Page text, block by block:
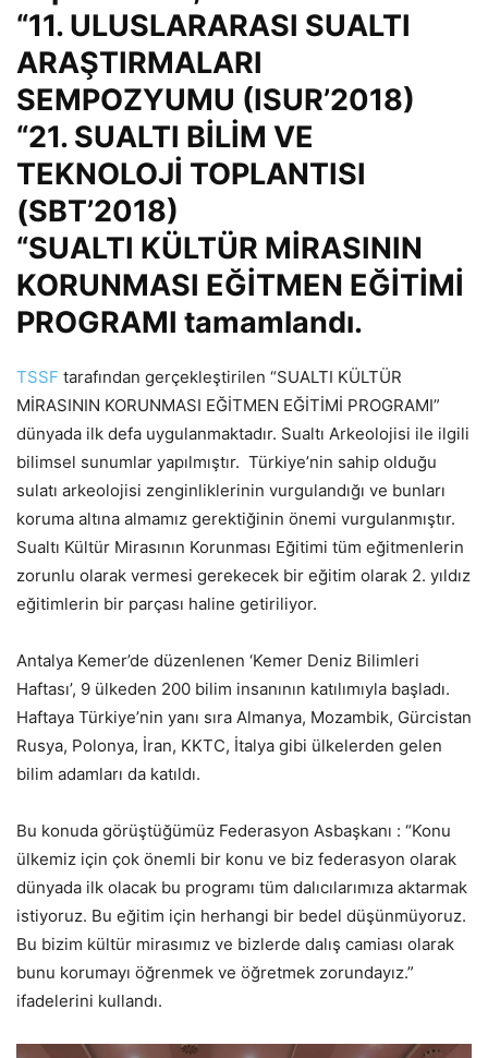
“11. ULUSLARARASI SUALTI
ARAŞTIRMALARI
SEMPOZYUMU (ISUR’2018)
“21. SUALTI BİLİM VE
TEKNOLOJİ TOPLANTISI
(SBT’2018)
“SUALTI KÜLTÜR MİRASININ
KORUNMASI EĞİTMEN EĞİTİMİ
PROGRAMI tamamlandı.
TSSF tarafından gerçekleştirilen “SUALTI KÜLTÜR
MİRASININ KORUNMASI EĞİTMEN EĞİTİMİ PROGRAMI”
dünyada ilk defa uygulanmaktadır. Sualtı Arkeolojisi ile ilgili
bilimsel sunumlar yapılmıştır. Türkiye’nin sahip olduğu
sulatı arkeolojisi zenginliklerinin vurgulandığı ve bunları
koruma altına almamız gerektiğinin önemi vurgulanmıştır.
Sualtı Kültür Mirasının Korunması Eğitimi tüm eğitmenlerin
zorunlu olarak vermesi gerekecek bir eğitim olarak 2. yıldız
eğitimlerin bir parçası haline getiriliyor.
Antalya Kemer’de düzenlenen ‘Kemer Deniz Bilimleri
Haftası’, 9 ülkeden 200 bilim insanının katılımıyla başladı.
Haftaya Türkiye’nin yanı sıra Almanya, Mozambik, Gürcistan
Rusya, Polonya, İran, KKTC, İtalya gibi ülkelerden gelen
bilim adamları da katıldı.
Bu konuda görüştüğümüz Federasyon Asbaşkanı : “Konu
ülkemiz için çok önemli bir konu ve biz federasyon olarak
dünyada ilk olacak bu programı tüm dalıcılarımıza aktarmak
istiyoruz. Bu eğitim için herhangi bir bedel düşünmüyoruz.
Bu bizim kültür mirasımız ve bizlerde dalış camiası olarak
bunu korumayı öğrenmek ve öğretmek zorundayız.”
ifadelerini kullandı.